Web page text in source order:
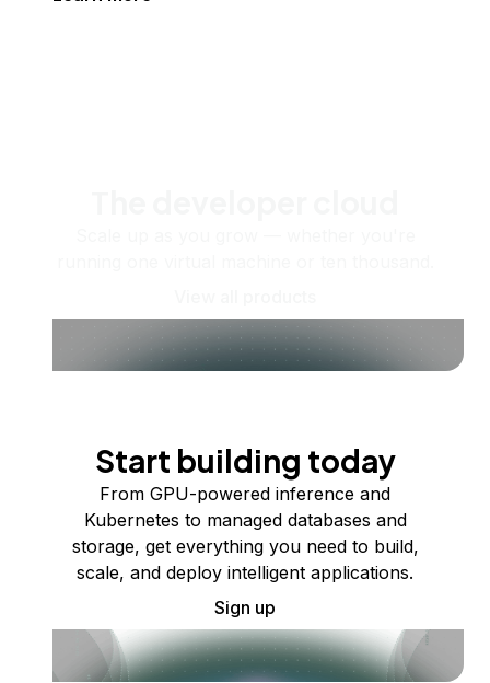
Start building today
From GPU-powered inference and
Kubernetes to managed databases and
storage, get everything you need to build,
scale, and deploy intelligent applications.
Sign up